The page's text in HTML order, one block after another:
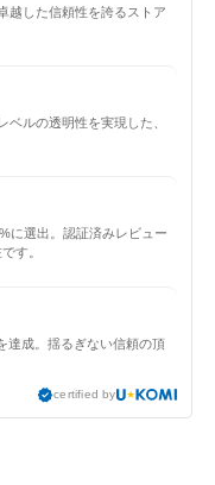
越した信頼性を誇るストア
ルの透明性を実現した、
に選出。認証済みレビュー
す。
達成。揺るぎない信頼の頂
certified by